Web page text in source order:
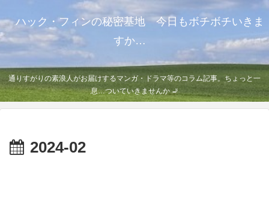
ハック・フィンの秘密基地 今日もボチボチいきま
すか…
通りすがりの素浪人がお届けするマンガ・ドラマ等のコラム記事。ちょっと一
息…ついていきませんか 🚬
2024-02